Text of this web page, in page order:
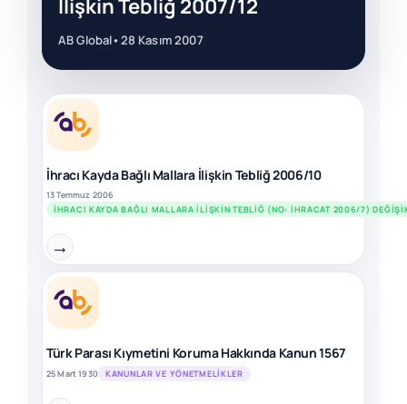
İlişkin Tebliğ 2007/12
AB Global• 28 Kasım 2007
İhracı Kayda Bağlı Mallara İlişkin Tebliğ 2006/10
13 Temmuz 2006
İHRACI KAYDA BAĞLI MALLARA İLIŞKIN TEBLIĞ (NO: İHRACAT 2006/7)
→
Türk Parası Kıymetini Koruma Hakkında Kanun 1567
25 Mart 1930 KANUNLAR VE YÖNETMELIKLER